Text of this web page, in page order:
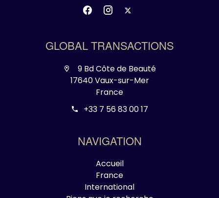
GLOBAL TRANSACTIONS
9 Bd Côte de Beauté
17640 Vaux-sur-Mer
France
+33 7 56 83 00 17
NAVIGATION
Accueil
France
International